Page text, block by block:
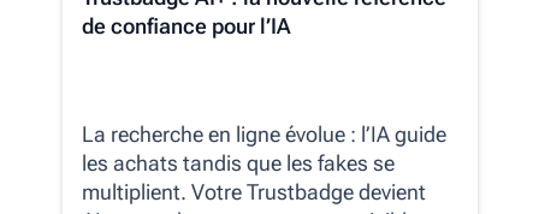
de confiance pour l’IA
La recherche en ligne évolue : l’IA guide
les achats tandis que les fakes se
multiplient. Votre Trustbadge devient